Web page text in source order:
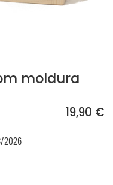
moldura
19,90 €
2026